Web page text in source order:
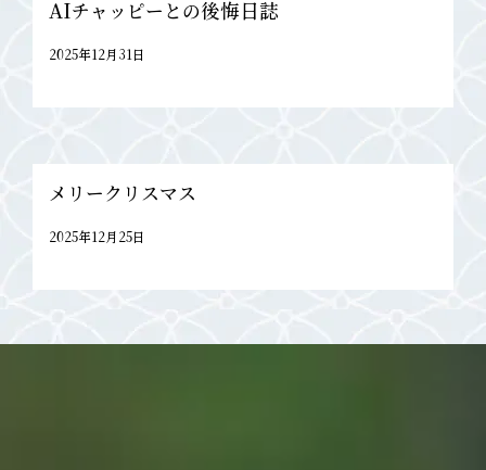
AIチャッピーとの後悔日誌
2025年12月31日
メリークリスマス
2025年12月25日